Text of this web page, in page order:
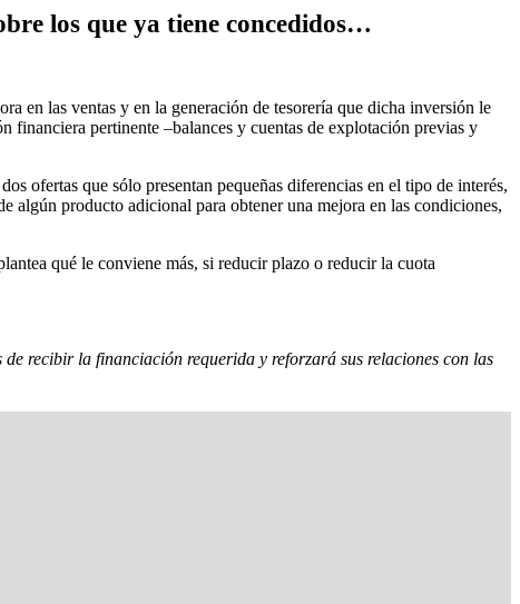
los que ya tiene concedidos…
en las ventas y en la generación de tesorería que dicha inversión le
pertinente –balances y cuentas de explotación previas y
ofertas que sólo presentan pequeñas diferencias en el tipo de interés,
algún producto adicional para obtener una mejora en las condiciones,
qué le conviene más, si reducir plazo o reducir la cuota
recibir la financiación requerida y reforzará sus relaciones con las